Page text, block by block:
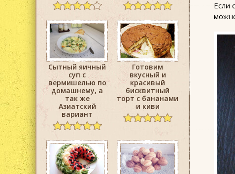
Если
Сытный яичный
суп с
вермишелью по
домашнему, а
так же
Азиатский
вариант
Готовим
вкусный и
красивый
бисквитный
торт с бананами
и киви